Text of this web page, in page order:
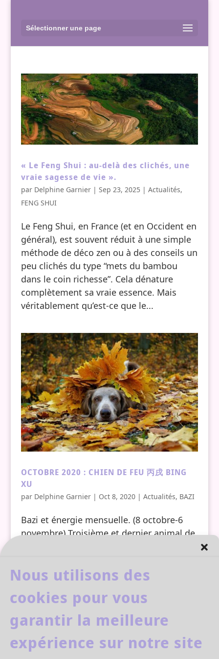
Nous utilisons des
cookies pour vous
garantir la meilleure
expérience sur notre site
Sélectionner une page
« Le Feng Shui : au-delà des clichés, une
vraie sagesse de vie ».
par Delphine Garnier| Sep 23, 2025| Actualités,
FENG SHUI
Le Feng Shui, en France (et en Occident en
général), est souvent réduit à une simple
méthode de déco zen ou à des conseils un
peu clichés du type “mets du bambou
dans le coin richesse”. Cela dénature
complètement sa vraie essence. Mais
véritablement qu’est-ce que le...
OCTOBRE 2020 : CHIEN DE FEU 丙戌 BING
XU
par Delphine Garnier| Oct 8, 2020| Actualités, BAZI
Bazi et énergie mensuelle. (8 octobre-6
novembre) Troisième et dernier animal de
graphique 戌 : garder les frontières. Cela
chien, il protège le...